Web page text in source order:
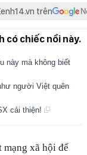
trên
có chiếc nồi này.
này mà không biết
người Việt quên
cải thiện!
mạng xã hội để